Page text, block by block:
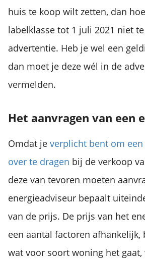
huis te koop wilt zetten, dan
labelklasse tot 1 juli 2021 niet
advertentie. Heb je wel een
dan moet je deze wél in de
vermelden.
Het aanvragen van een
Omdat je verplicht bent om
over te dragen bij de verkoop
deze van tevoren moeten
energieadviseur bepaalt
van de prijs. De prijs van het
een aantal factoren
wat voor soort woning het gaat,